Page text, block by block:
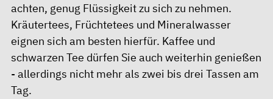
achten, genug Flüssigkeit zu sich zu nehmen.
Kräutertees, Früchtetees und Mineralwasser
eignen sich am besten hierfür. Kaffee und
schwarzen Tee dürfen Sie auch weiterhin genießen
- allerdings nicht mehr als zwei bis drei Tassen am
Tag.